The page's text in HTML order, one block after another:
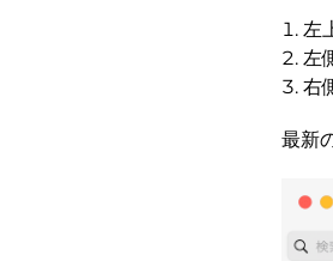
左
左
右
最新